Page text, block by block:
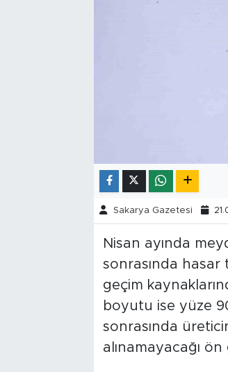
Sakarya Gazetesi
Nisan ayında
sonrasında hasar
geçim
boyutu ise yüze
sonrasında
alınamayacağı